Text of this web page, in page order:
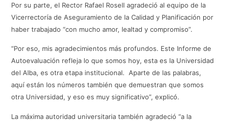
Por su parte, el Rector Rafael Rosell agradeció al equipo de la
Vicerrectoría de Aseguramiento de la Calidad y Planificación por
haber trabajado “con mucho amor, lealtad y compromiso”.
“Por eso, mis agradecimientos más profundos. Este Informe de
Autoevaluación refleja lo que somos hoy, esta es la Universidad
del Alba, es otra etapa institucional. Aparte de las palabras,
aquí están los números también que demuestran que somos
otra Universidad, y eso es muy significativo”, explicó.
La máxima autoridad universitaria también agradeció “a la